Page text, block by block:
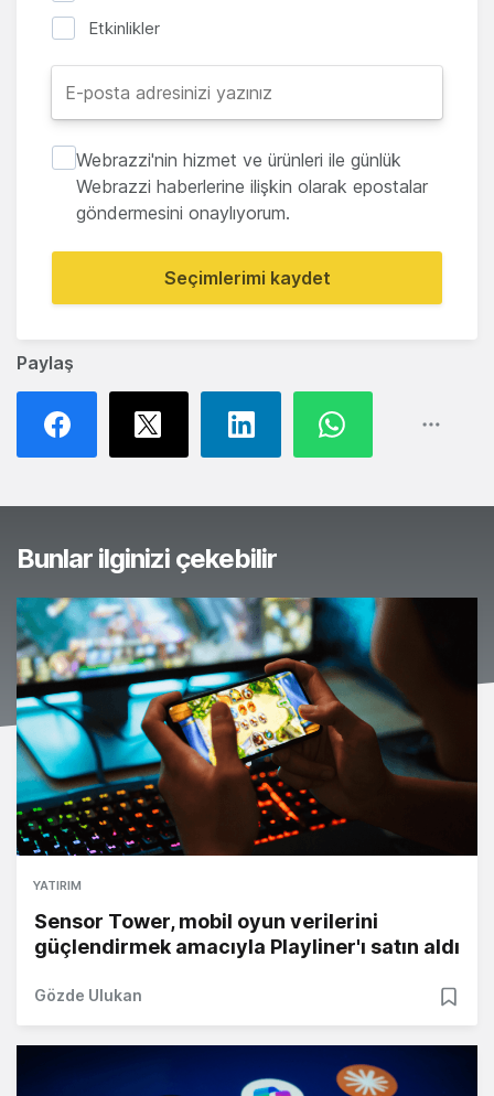
Paylaş
Etkinlikler
Webrazzi'nin hizmet ve ürünleri ile günlük
Webrazzi haberlerine ilişkin olarak epostalar
göndermesini onaylıyorum.
Seçimlerimi kaydet
Bunlar ilginizi çekebilir
YATIRIM
Sensor Tower, mobil oyun verilerini
güçlendirmek amacıyla Playliner'ı satın aldı
Gözde Ulukan